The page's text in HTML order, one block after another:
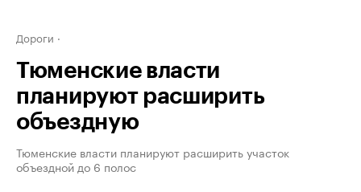
Дороги
Тюменские власти
планируют расширить
объездную
Тюменские власти планируют расширить участок
объездной до 6 полос